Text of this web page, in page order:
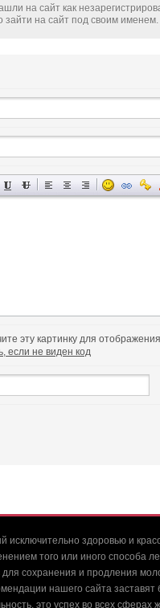
на сайт как
зайти на сайт под своим именем.
если не виден код
исключительно здоровью и
того или иного способа
сохранения и продления
нашего сайта
это успех во всех